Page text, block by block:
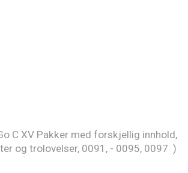
C XV Pakker med forskjellig innhold,
og trolovelser, 0091, - 0095, 0097 )